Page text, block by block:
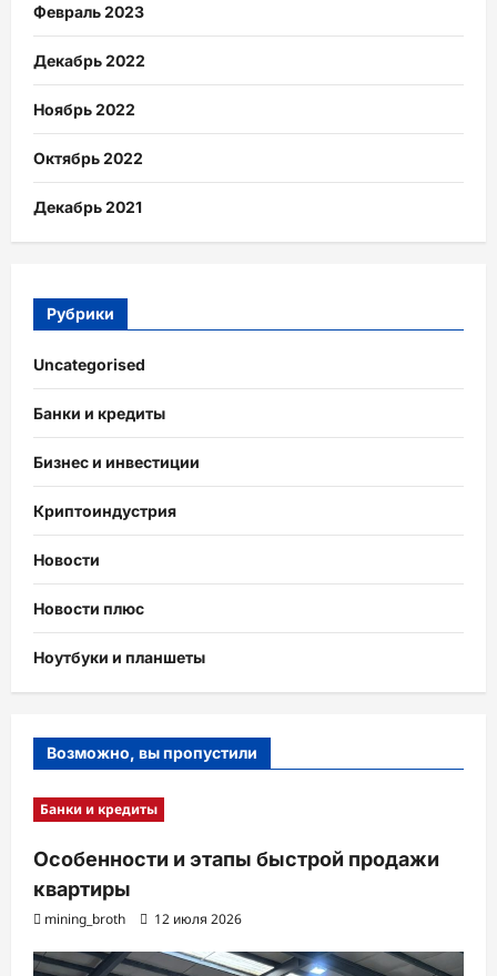
Февраль 2023
Декабрь 2022
Ноябрь 2022
Октябрь 2022
Декабрь 2021
Рубрики
Uncategorised
Банки и кредиты
Бизнес и инвестиции
Криптоиндустрия
Новости
Новости плюс
Ноутбуки и планшеты
Возможно, вы пропустили
Банки и кредиты
Особенности и этапы быстрой продажи
квартиры
mining_broth 12 июля 2026